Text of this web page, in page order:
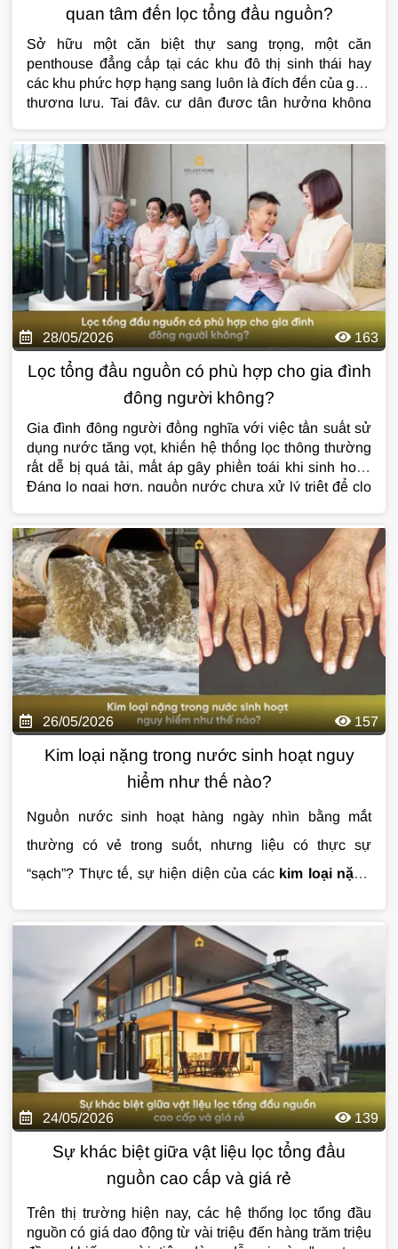
quan tâm đến lọc tổng đầu nguồn?
Sở hữu một căn biệt thự sang trọng, một căn
penthouse đẳng cấp tại các khu đô thị sinh thái hay
các khu phức hợp hạng sang luôn là đích đến của giới
thượng lưu. Tại đây, cư dân được tận hưởng không
những tiện ích đặc quyền. Thế nhưng, có một thực tế
đáng suy ngẫm: Ngay cả ở những đại đô thị được đầu
tư hàng ngàn tỷ đồng, làn sóng gia chủ chủ động tìm
kiếm và lắp đặt hệ thống lọc tổng đầu nguồn lại đang
bùng nổ mạnh mẽ hơn bao giờ hết.
28/05/2026 163
Lọc tổng đầu nguồn có phù hợp cho gia đình
đông người không?
Gia đình đông người đồng nghĩa với việc tần suất sử
dụng nước tăng vọt, khiến hệ thống lọc thông thường
rất dễ bị quá tải, mất áp gây phiền toái khi sinh hoạt.
Đáng lo ngại hơn, nguồn nước chưa xử lý triệt để clo
nhạy cảm của trẻ nhỏ hay hệ miễn dịch của người già
trong nhà. Vì vậy, lắp đặt hệ thống
lọc tổng đầu
nguồncông suất lớn không chỉ phù hợp mà là giải
pháp bắt buộc để bảo vệ sức khỏe đa thế hệ và duy trì
sự tiện nghi cho cả gia đình.
26/05/2026 157
Kim loại nặng trong nước sinh hoạt nguy
hiểm như thế nào?
Nguồn nước sinh hoạt hàng ngày nhìn bằng mắt
thường có vẻ trong suốt, nhưng liệu có thực sự
“sạch”? Thực tế, sự hiện diện của các kim loại nặng
lặng đối với sức khỏe và chất lượng cuộc sống của
nhiều gia đình Việt.
cách nào? Chúng gây ra những hệ lụy nguy hiểm gì và
làm sao để xử lý hiệu quả? Hãy cùngDeluxeHome
tìm hiểu chi tiết qua bài viết dưới đây để có cái nhìn
khoa học và chủ động bảo vệ tổ ấm của mình.
24/05/2026 139
Sự khác biệt giữa vật liệu lọc tổng đầu
nguồn cao cấp và giá rẻ
Trên thị trường hiện nay, các hệ thống lọc tổng đầu
nguồn có giá dao động từ vài triệu đến hàng trăm triệu